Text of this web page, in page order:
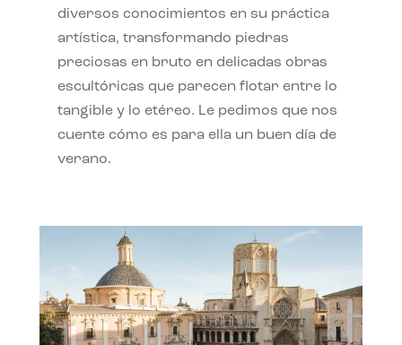
diversos conocimientos en su práctica
artística, transformando piedras
preciosas en bruto en delicadas obras
escultóricas que parecen flotar entre lo
tangible y lo etéreo. Le pedimos que nos
cuente cómo es para ella un buen día de
verano.